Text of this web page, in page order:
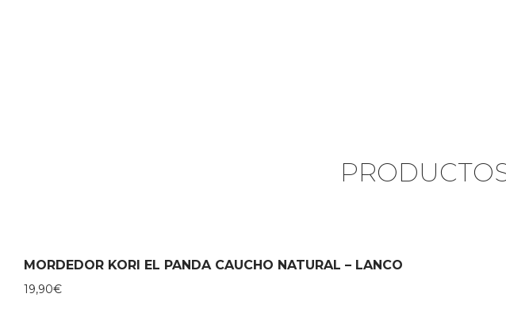
MORDEDOR KORI EL PANDA CAUCHO NATURAL – LANCO
19,90€